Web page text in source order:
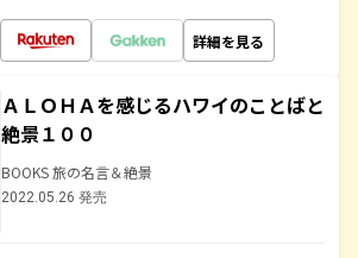
詳細を見る
ＡＬＯＨＡを感じるハワイのことばと
絶景１００
BOOKS 旅の名言＆絶景
2022.05.26 発売